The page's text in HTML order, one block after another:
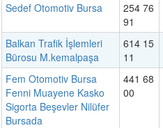
Sedef Otomotiv Bursa
254 76
91
Balkan Trafik İşlemleri
Bürosu M.kemalpaşa
614 15
11
Fem Otomotiv Bursa
Fenni Muayene Kasko
Sigorta Beşevler Nilüfer
Bursada
441 68
00